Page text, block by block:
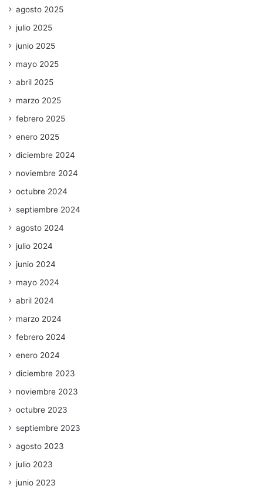
agosto 2025
julio 2025
junio 2025
mayo 2025
abril 2025
marzo 2025
febrero 2025
enero 2025
diciembre 2024
noviembre 2024
octubre 2024
septiembre 2024
agosto 2024
julio 2024
junio 2024
mayo 2024
abril 2024
marzo 2024
febrero 2024
enero 2024
diciembre 2023
noviembre 2023
octubre 2023
septiembre 2023
agosto 2023
julio 2023
junio 2023